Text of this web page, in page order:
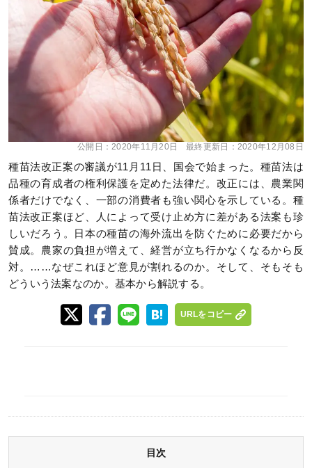
公開日：2020年11月20日 最終更新日： 2020年12月08日
種苗法改正案の審議が11月11日、国会で始まった。種苗法は
品種の育成者の権利保護を定めた法律だ。改正には、農業関
係者だけでなく、一部の消費者も強い関心を示している。種
苗法改正案ほど、人によって受け止め方に差がある法案も珍
しいだろう。日本の種苗の海外流出を防ぐために必要だから
賛成。農家の負担が増えて、経営が立ち行かなくなるから反
対。……なぜこれほど意見が割れるのか。そして、そもそも
どういう法案なのか。基本から解説する。
URLをコピー
目次